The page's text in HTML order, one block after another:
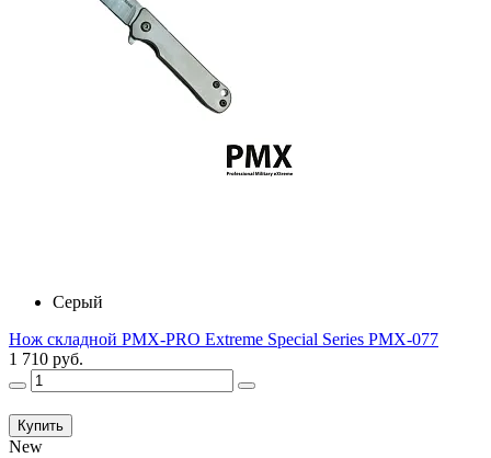
Серый
Нож складной PMX-PRO Extreme Special Series PMX-077
1 710 руб.
Купить
New